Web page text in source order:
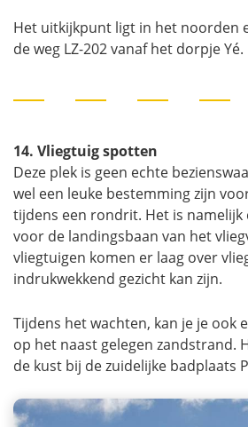
Het uitkijkpunt ligt in het noorden
de weg LZ-202 vanaf het dorpje Yé.
14. Vliegtuig spotten
Deze plek is geen echte
wel een leuke bestemming zijn
tijdens een rondrit. Het is namelijk
voor de landingsbaan van het
vliegtuigen komen er laag over
indrukwekkend gezicht kan zijn.
Tijdens het wachten, kan je je ook
op het naast gelegen zandstrand.
de kust bij de zuidelijke badplaats